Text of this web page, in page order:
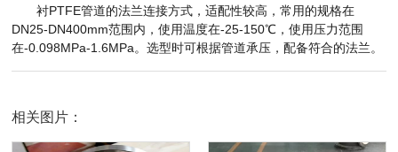
衬PTFE管道的法兰连接方式，适配性较高，常用的规格在
DN25-DN400mm范围内，使用温度在-25-150℃，使用压力范围
在-0.098MPa-1.6MPa。选型时可根据管道承压，配备符合的法兰。
相关图片：